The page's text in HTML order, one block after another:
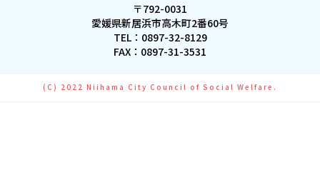
〒792-0031
愛媛県新居浜市高木町2番60号
TEL： 0897-32-8129
FAX：0897-31-3531
(C) 2022 Niihama City Council of Social Welfare.